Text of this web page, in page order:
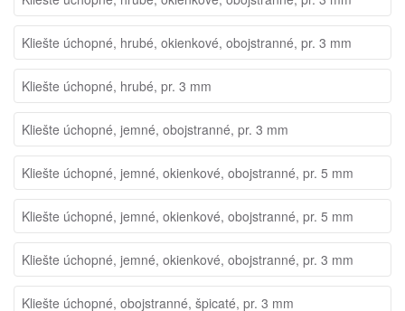
Kliešte úchopné, hrubé, okienkové, obojstranné, pr. 3 mm
Kliešte úchopné, hrubé, pr. 3 mm
Kliešte úchopné, jemné, obojstranné, pr. 3 mm
Kliešte úchopné, jemné, okienkové, obojstranné, pr. 5 mm
Kliešte úchopné, jemné, okienkové, obojstranné, pr. 5 mm
Kliešte úchopné, jemné, okienkové, obojstranné, pr. 3 mm
Kliešte úchopné, obojstranné, špicaté, pr. 3 mm